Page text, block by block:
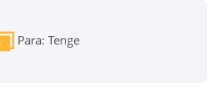
Para: Tenge